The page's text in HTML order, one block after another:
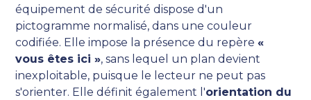
équipement de sécurité dispose d'un
pictogramme normalisé, dans une couleur
codifiée. Elle impose la présence du repère«
vous êtes ici », sans lequel un plan devient
inexploitable, puisque le lecteur ne peut pas
s'orienter. Elle définit également l'orientation du